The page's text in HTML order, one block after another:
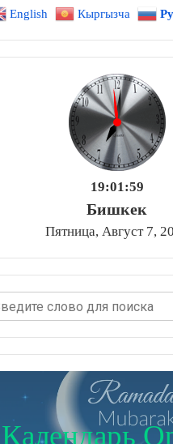
English Кыргызча
19:02:00
Бишкек
Пятница, Август 7,
Календарь